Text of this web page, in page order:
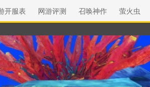
开服表 网游评测 召唤神作 萤火虫